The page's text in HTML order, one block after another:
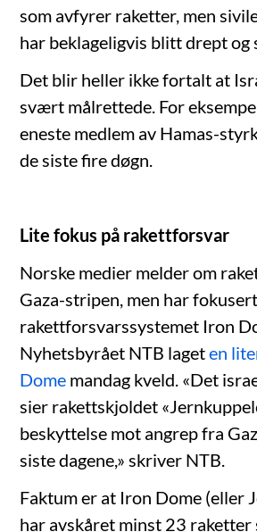
som avfyrer raketter, men
har beklageligvis blitt drept og
Det blir heller ikke fortalt at
svært målrettede. For
eneste medlem av Hamas-
de siste fire døgn.
Lite fokus på rakettforsvar
Norske medier melder om
Gaza-stripen, men har
rakettforsvarssystemet Iron
Nyhetsbyrået NTB lageten
Dome mandag kveld. «Det
sier rakettskjoldet
beskyttelse mot angrep fra
siste dagene,» skriver NTB.
Faktum er at Iron Dome (eller
har avskåret minst 23 raketter